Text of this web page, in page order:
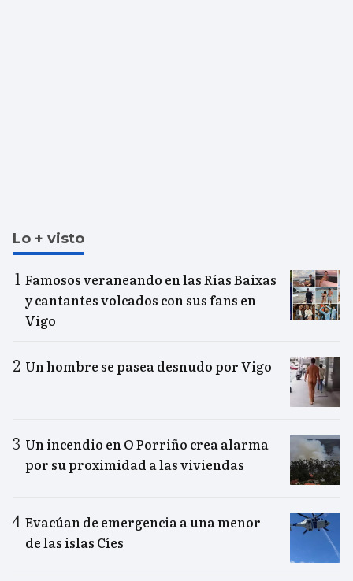
Lo + visto
Famosos veraneando en las Rías Baixas
y cantantes volcados con sus fans en
Vigo
Un hombre se pasea desnudo por Vigo
Un incendio en O Porriño crea alarma
por su proximidad a las viviendas
Evacúan de emergencia a una menor
de las islas Cíes